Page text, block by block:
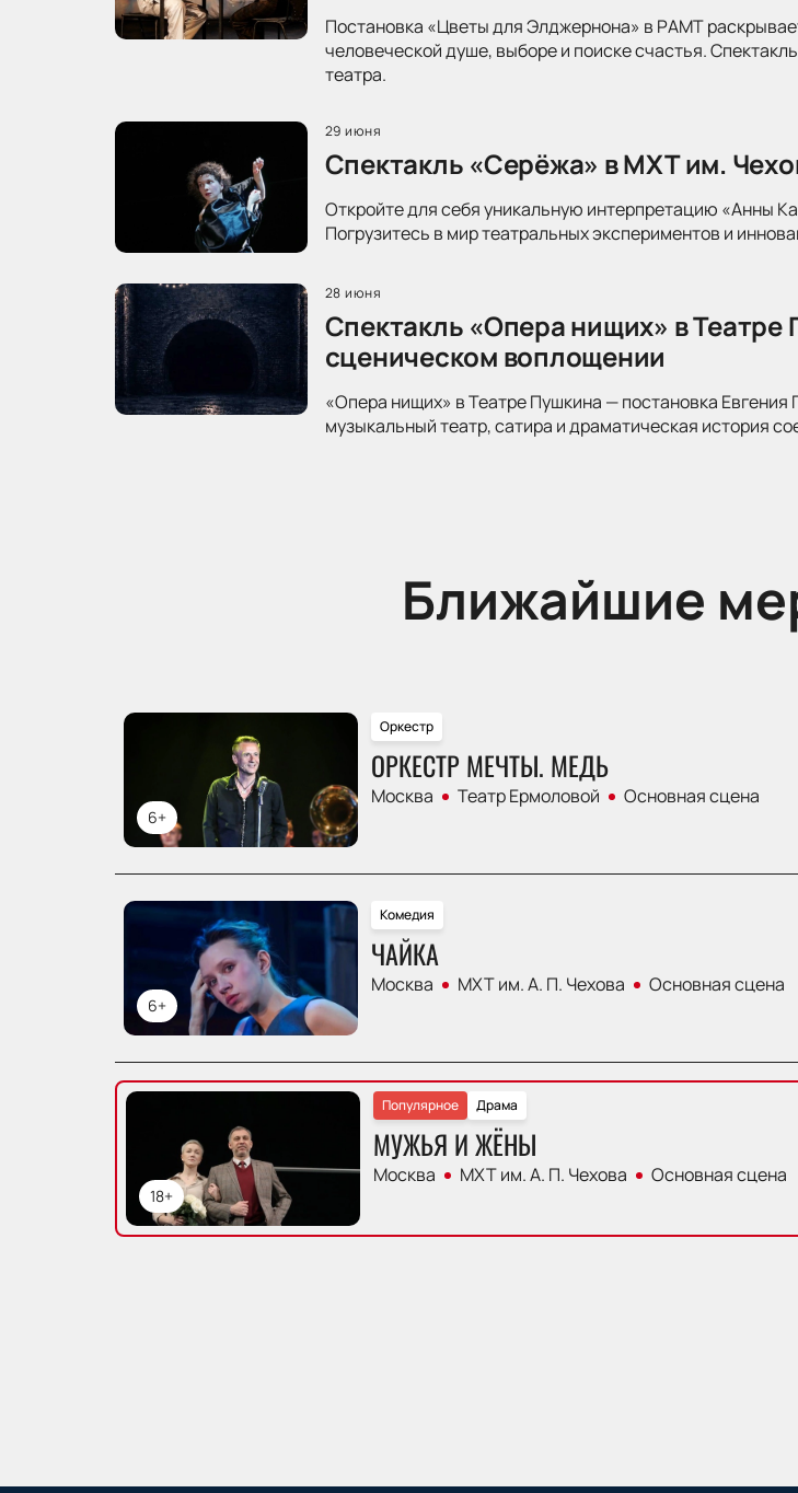
Постановка «Цветы для Элджернона» в РАМТ
человеческой душе, выборе и поиске счастья.
театра.
29 июня
Спектакль «Серёжа» в МХТ им.
Откройте для себя уникальную интерпретацию «Анны
Погрузитесь в мир театральных экспериментов и
28 июня
Спектакль «Опера нищих» в Театре
сценическом воплощении
«Опера нищих» в Театре Пушкина — постановка
музыкальный театр, сатира и драматическая история
Ближайшие
6+
Оркестр
ОРКЕСТР МЕЧТЫ. МЕДЬ
Москва Театр Ермоловой Основная сцена
6+
Комедия
ЧАЙКА
Москва МХТ им. А. П. Чехова Основная сцена
18+
Драма
Популярное
МУЖЬЯ И ЖЁНЫ
Москва МХТ им. А. П. Чехова Основная сцена